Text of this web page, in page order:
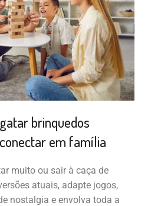
brinquedos
em família
muito ou sair à caça de
atuais, adapte jogos,
nostalgia e envolva toda a